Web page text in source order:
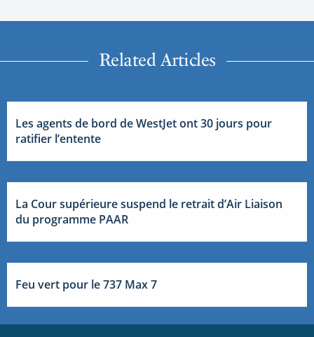
Related Articles
Les agents de bord de WestJet ont 30 jours pour
ratifier l’entente
La Cour supérieure suspend le retrait d’Air Liaison
du programme PAAR
Feu vert pour le 737 Max 7